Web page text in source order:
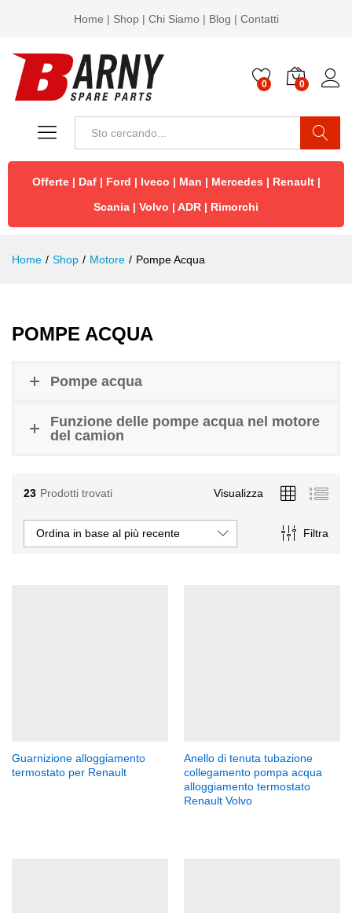
Home | Shop| Chi Siamo| Blog | Contatti
0 0
Offerte| Daf| Ford | Iveco | Man | Mercedes | Renault|
Scania | Volvo | ADR | Rimorchi
Home / Shop / Motore / Pompe Acqua
POMPE ACQUA
Pompe acqua
Funzione delle pompe acqua nel motore
del camion
23 Prodotti trovati Visualizza
Filtra
Ordina in base al più recente
Guarnizione alloggiamento
termostato per Renault
Anello di tenuta tubazione
collegamento pompa acqua
alloggiamento termostato
Renault Volvo